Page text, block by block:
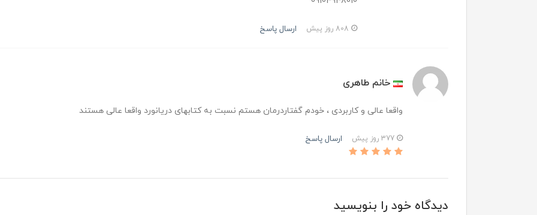
ارسال پاسخ
خانم طاهری
واقعا عالی و کاربردی ، خودم گفتاردرمان هستم نسبت به کتابهای دریانورد واقعا عالی هستند
ارسال پاسخ
دیدگاه خود را بنویسید